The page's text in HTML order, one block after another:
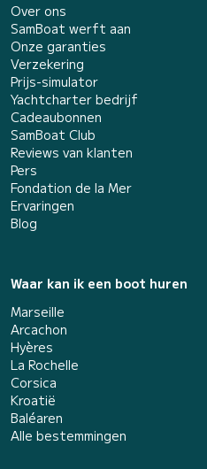
Over ons
SamBoat werft aan
Onze garanties
Verzekering
Prijs-simulator
Yachtcharter bedrijf
Cadeaubonnen
SamBoat Club
Reviews van klanten
Pers
Fondation de la Mer
Ervaringen
Blog
Waar kan ik een boot huren
Marseille
Arcachon
Hyères
La Rochelle
Corsica
Kroatië
Baléaren
Alle bestemmingen